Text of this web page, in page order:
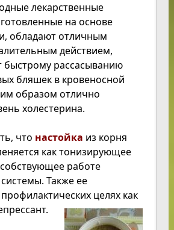
лекарственные
на основе
обладают отличным
действием,
быстрому рассасыванию
бляшек в кровеносной
образом отлично
холестерина.
что настойка из корня
как тонизирующее
работе
Также ее
целях как